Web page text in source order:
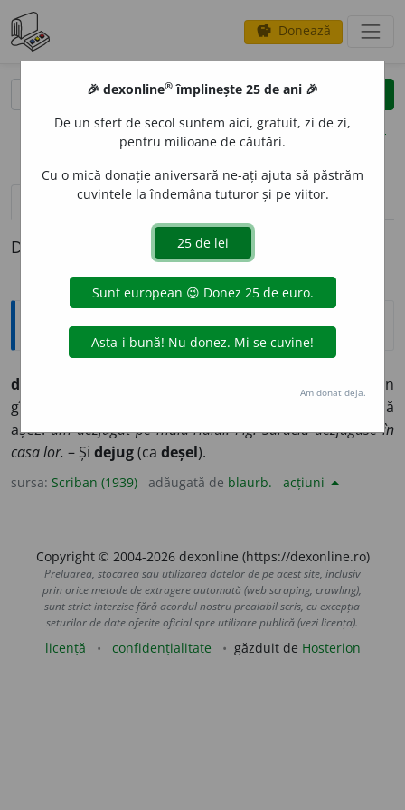
savings Donează
clear
opțiuni
definiții (1)
Definiția cu ID-ul 585759:
Explicative DEX
dezjúg,
). Scot (ĭaŭ) jugu din
gîtu viteĭ. V. intr. Poposesc, descalec, mă opresc, mă
așez:am dezjugat pe malu rîuluĭ. Fig. Sărăcia dezjugase în
casa lor. – Și dejug(ca deșel).
sursa: Scriban (1939) adăugată de blaurb. acțiuni
Copyright © 2004-2026 dexonline (https://dexonline.ro)
Preluarea, stocarea sau utilizarea datelor de pe acest site, inclusiv
prin orice metode de extragere automată (web scraping, crawling),
sunt strict interzise fără acordul nostru prealabil scris, cu excepția
seturilor de date oferite oficial spre utilizare publică (vezi licența).
licență confidențialitate găzduit de Hosterion
🎉 dexonline® împlinește 25 de ani 🎉
De un sfert de secol suntem aici, gratuit, zi de zi,
pentru milioane de căutări.
Cu o mică donație aniversară ne-ați ajuta să păstrăm
cuvintele la îndemâna tuturor și pe viitor.
Am donat deja.